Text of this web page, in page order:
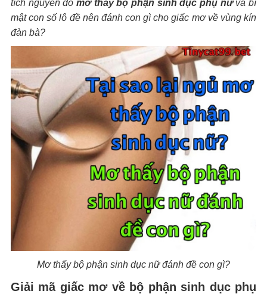
tích nguyên do mơ thấy bộ phận sinh dục phụ nữvà bí
mật con số lô đề nên đánh con gì cho giấc mơ về vùng kín
đàn bà?
Mơ thấy bộ phận sinh dục nữ đánh đề con gì?
Giải mã giấc mơ về bộ phận sinh dục phụ